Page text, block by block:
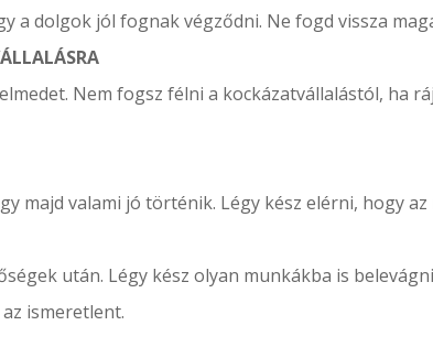
a dolgok jól fognak végződni. Ne fogd vissza
Nem fogsz félni a kockázatvállalástól, ha
majd valami jó történik. Légy kész elérni, hogy
után. Légy kész olyan munkákba is
ismeretlent.